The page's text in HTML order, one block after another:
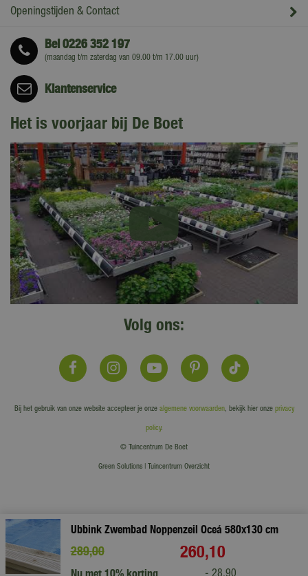
Ubbink Zwembad Noppenzeil Oceá 580x130 cm
289,00 260,10
Nu met 10% korting
Openingstijden & Contact
Bel0226 352 197
(maandag t/m zaterdag van 09.00 t/m 17.00 uur)
Klantenservice
Het is voorjaar bij De Boet
Volg ons:
Bij het gebruik van onze website accepteer je onze algemene voorwaarden, bekijk hier onze privacy
policy.
© Tuincentrum De Boet
Green Solutions | Tuincentrum Overzicht